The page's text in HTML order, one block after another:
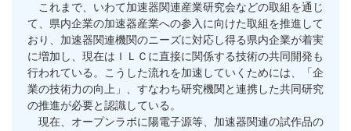
これまで、いわて加速器関連産業研究会などの取組を通じ
て、県内企業の加速器産業への参入に向けた取組を推進して
おり、加速器関連機関のニーズに対応し得る県内企業が着実
に増加し、現在はＩＬＣに直接に関係する技術の共同開発も
行われている。こうした流れを加速していくためには、「企
業の技術力の向上」、すなわち研究機関と連携した共同研究
の推進が必要と認識している。
現在、オープンラボに陽電子源等、加速器関連の試作品の